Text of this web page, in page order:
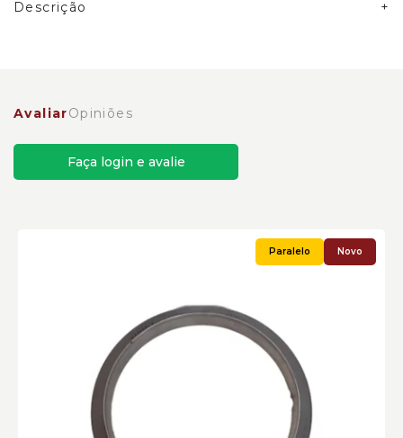
Descrição
AvaliarOpiniões
Faça login e avalie
Novo